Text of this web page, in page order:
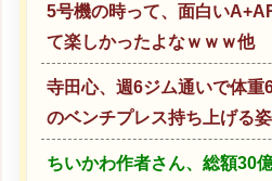
5号機の時って、面白い
て楽しかったよなｗｗｗ他
寺田心、週6ジム通いで体
のベンチプレス持ち上げる
ちいかわ作者さん、総額30